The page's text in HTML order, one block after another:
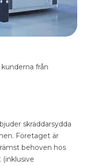
från
skräddarsydda
Företaget är
behoven hos
(inklusive